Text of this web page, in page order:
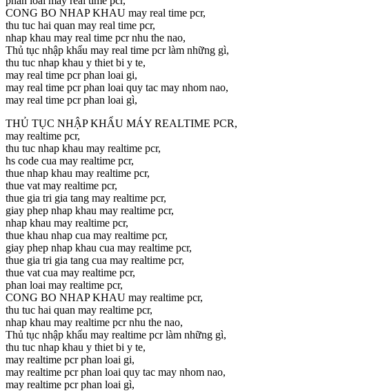
CONG BO NHAP KHAU may real time pcr,
thu tuc hai quan may real time pcr,
nhap khau may real time pcr nhu the nao,
Thủ tục nhập khẩu may real time pcr làm những gì,
thu tuc nhap khau y thiet bi y te,
may real time pcr phan loai gi,
may real time pcr phan loai quy tac may nhom nao,
may real time pcr phan loai gì,
THỦ TỤC NHẬP KHẨU MÁY REALTIME PCR,
may realtime pcr,
thu tuc nhap khau may realtime pcr,
hs code cua may realtime pcr,
thue nhap khau may realtime pcr,
thue vat may realtime pcr,
thue gia tri gia tang may realtime pcr,
giay phep nhap khau may realtime pcr,
nhap khau may realtime pcr,
thue khau nhap cua may realtime pcr,
giay phep nhap khau cua may realtime pcr,
thue gia tri gia tang cua may realtime pcr,
thue vat cua may realtime pcr,
phan loai may realtime pcr,
CONG BO NHAP KHAU may realtime pcr,
thu tuc hai quan may realtime pcr,
nhap khau may realtime pcr nhu the nao,
Thủ tục nhập khẩu may realtime pcr làm những gì,
thu tuc nhap khau y thiet bi y te,
may realtime pcr phan loai gi,
may realtime pcr phan loai quy tac may nhom nao,
may realtime pcr phan loai gì,